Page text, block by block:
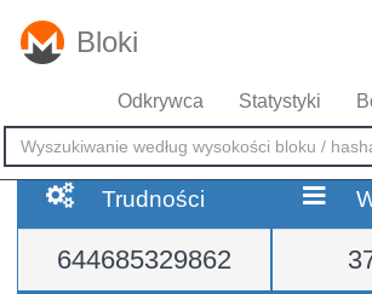
Bloki
Odkrywca Statystyki
Trudności
644685329862